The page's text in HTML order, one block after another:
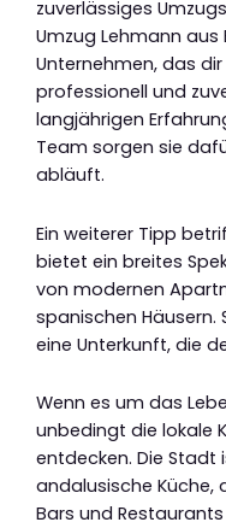
zuverlässiges
Umzug Lehmann
Unternehmen, das
professionell und
langjährigen
Team sorgen sie
abläuft.
Ein weiterer Tipp
bietet ein breites
von modernen
spanischen Häusern.
eine Unterkunft, die
Wenn es um das
unbedingt die lokale
entdecken. Die Stadt
andalusische Küche,
Bars und